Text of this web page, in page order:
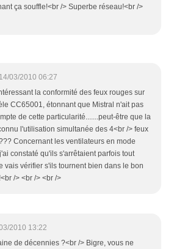
ça souffle!<br /> Superbe réseau!<br />
14/03/2010 06:27
la conformité des feux rouges sur
CC65001, étonnant que Mistral n'ait pas
de cette particularité.......peut-être que la
l'utilisation simultanée des 4<br /> feux
Concernant les ventilateurs en mode
constaté qu'ils s'arrêtaient parfois tout
vais vérifier s'ils tournent bien dans le bon
/> <br /> <br />
2010 13:22
de décennies ?<br /> Bigre, vous ne